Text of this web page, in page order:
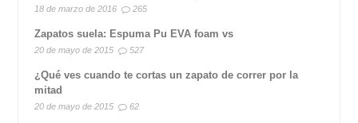
18 de marzo de 2016 265
Zapatos suela: Espuma Pu EVA foam vs
20 de mayo de 2015 527
¿Qué ves cuando te cortas un zapato de correr por la
mitad
20 de mayo de 2015 62